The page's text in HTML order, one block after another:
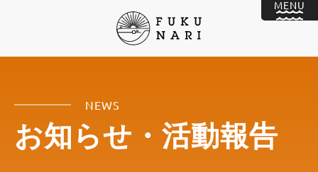
NEWS
お知らせ・活動報告